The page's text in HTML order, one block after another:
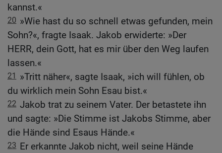
kannst.«
20 »Wie hast du so schnell etwas gefunden, mein
Sohn?«, fragte Isaak. Jakob erwiderte: »Der
HERR, dein Gott, hat es mir über den Weg laufen
lassen.«
21
»Tritt näher«, sagte Isaak, »ich will fühlen, ob
du wirklich mein Sohn Esau bist.«
22 Jakob trat zu seinem Vater. Der betastete ihn
und sagte: »Die Stimme ist Jakobs Stimme, aber
die Hände sind Esaus Hände.«
23 Er erkannte Jakob nicht, weil seine Hände